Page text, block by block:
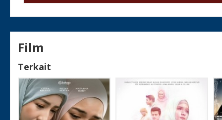
Film
Terkait